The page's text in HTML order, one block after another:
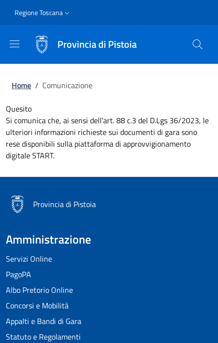
Slim
Regione Toscana
Provincia di Pistoia
Briciole di pane
Home / Comunicazione
Quesito
Si comunica che, ai sensi dell'art. 88 c.3 del D.Lgs 36/2023, le
ulteriori informazioni richieste sui documenti di gara sono
rese disponibili sulla piattaforma di approvvigionamento
digitale START.
Provincia di Pistoia
Amministrazione
Servizi Online
PagoPA
Albo Pretorio Online
Concorsi e Mobilità
Appalti e Bandi di Gara
Statuto e Regolamenti